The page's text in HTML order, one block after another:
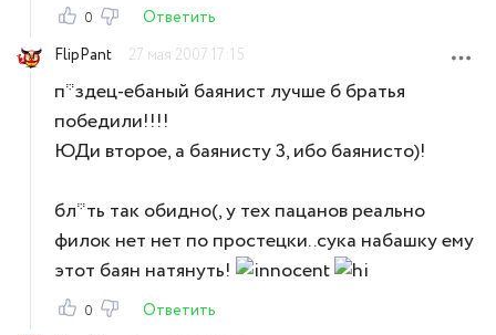
0
Ответить
FlipPant
27 мая 2007 17:15
п*здец-ебаный баянист лучше б братья
победили!!!!
ЮДи второе, а баянисту 3, ибо баянисто)!
бл*ть так обидно(, у тех пацанов реально
филок нет нет по простецки..сука набашку ему
этот баян натянуть!
0
Ответить